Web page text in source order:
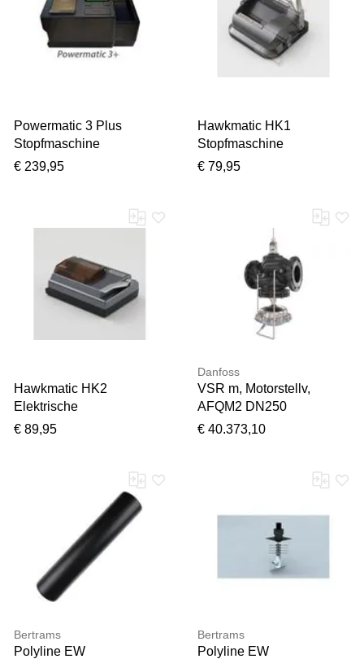
Powermatic 3 Plus
Stopfmaschine
€ 239,95
Hawkmatic HK1
Stopfmaschine
€ 79,95
Hawkmatic HK2
Elektrische
Stopfmaschine
€ 89,95
Danfoss
VSR m, Motorstellv,
AFQM2 DN250
003G5527 Kvs800, PN25,
€ 40.373,10
Bertrams
Polyline EW
Bertrams
Polyline EW